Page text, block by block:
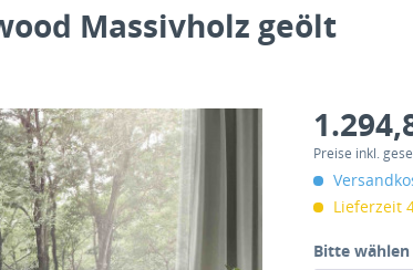
Massivholz geölt
Preise inkl.
Lieferzeit
Bitte wählen